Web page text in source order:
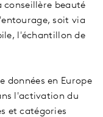
conseillère beauté
soit via
l'échantillon de
données en Europe
l'activation du
et catégories